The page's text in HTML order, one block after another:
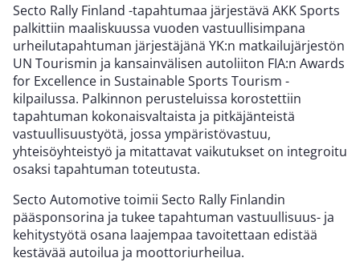
Secto Rally Finland -tapahtumaa järjestävä AKK Sports
palkittiin maaliskuussa vuoden vastuullisimpana
urheilutapahtuman järjestäjänä YK:n matkailujärjestön
UN Tourismin ja kansainvälisen autoliiton FIA:n Awards
for Excellence in Sustainable Sports Tourism -
kilpailussa. Palkinnon perusteluissa korostettiin
tapahtuman kokonaisvaltaista ja pitkäjänteistä
vastuullisuustyötä, jossa ympäristövastuu,
yhteisöyhteistyö ja mitattavat vaikutukset on integroitu
osaksi tapahtuman toteutusta.
Secto Automotive toimii Secto Rally Finlandin
pääsponsorina ja tukee tapahtuman vastuullisuus- ja
kehitystyötä osana laajempaa tavoitettaan edistää
kestävää autoilua ja moottoriurheilua.